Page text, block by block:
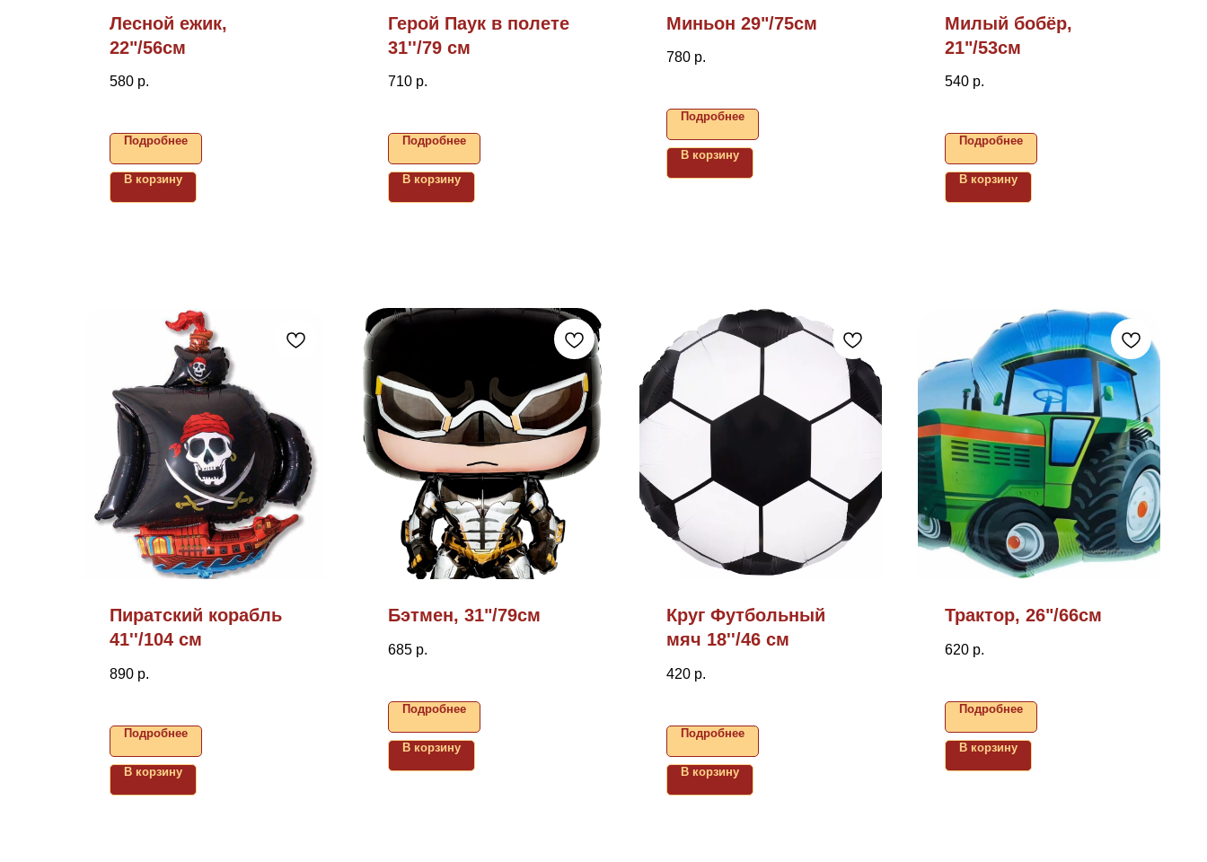
Лесной ежик,
22"/56см
580 р.
Подробнее
В корзину
Герой Паук в полете
31''/79 см
710 р.
Подробнее
В корзину
Миньон 29"/75см
780 р.
Подробнее
В корзину
Милый бобёр,
21"/53см
540 р.
Подробнее
В корзину
Пиратский корабль
41''/104 см
890 р.
Подробнее
В корзину
Бэтмен, 31"/79см
685 р.
Подробнее
В корзину
Круг Футбольный
мяч 18''/46 см
420 р.
Подробнее
В корзину
Трактор, 26"/66см
620 р.
Подробнее
В корзину